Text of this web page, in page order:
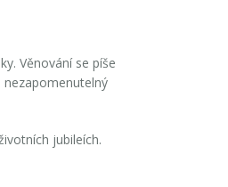
Věnování se píše
nezapomenutelný
jubileích.